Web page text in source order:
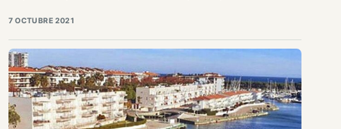
recuperar la “màxima normalitat possible”, sempre observant
les normatives sanitàries que hi hagi vigents. La idea
fonamental…
7 OCTUBRE 2021